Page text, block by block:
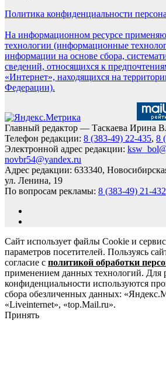
Политика конфиденциальности
На информационном ресурсе
технологии (информационные
информации на основе сбора,
сведений, относящихся к
«Интернет», находящихся на
Федерации).
Главный редактор — Таскаева Ирина
Телефон редакции: 8 (383-49) 22-435, 8
Электронной адрес редакции:
novbr54@yandex.ru
Адрес редакции: 633340,
ул. Ленина, 19
По вопросам рекламы: 8 (383-49) 21-432
Сайт использует файлы Cookie и
параметров посетителей. Пользуясь
согласие с политикой обработки
применением данных технологий. Для
конфиденциальности используются
сбора обезличенных данных:
«Liveinternet», «top.Mail.ru».
Принять